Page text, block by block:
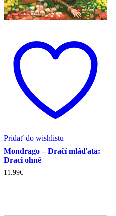
Pridať do wishlistu
Mondrago – Dračí mláďata:
Draci ohně
11.99€